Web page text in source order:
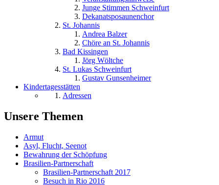
Junge Stimmen Schweinfurt
Dekanatsposaunenchor
St. Johannis
Andrea Balzer
Chöre an St. Johannis
Bad Kissingen
Jörg Wöltche
St. Lukas Schweinfurt
Gustav Gunsenheimer
Kindertagesstätten
Adressen
Unsere Themen
Armut
Asyl, Flucht, Seenot
Bewahrung der Schöpfung
Brasilien-Partnerschaft
Brasilien-Partnerschaft 2017
Besuch in Rio 2016